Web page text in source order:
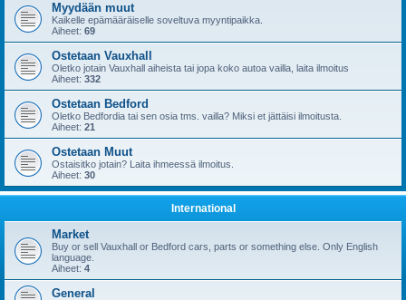
Myydään muut
Kaikelle epämääräiselle soveltuva myyntipaikka.
Aiheet: 69
Ostetaan Vauxhall
Oletko jotain Vauxhall aiheista tai jopa koko autoa vailla, laita ilmoitus
Aiheet: 332
Ostetaan Bedford
Oletko Bedfordia tai sen osia tms. vailla? Miksi et jättäisi ilmoitusta.
Aiheet: 21
Ostetaan Muut
Ostaisitko jotain? Laita ihmeessä ilmoitus.
Aiheet: 30
International
Market
Buy or sell Vauxhall or Bedford cars, parts or something else. Only English
language.
Aiheet: 4
General